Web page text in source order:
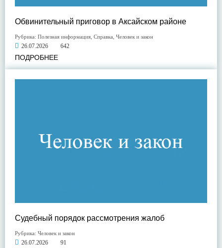
Обвинительный приговор в Аксайском районе
Рубрика: Полезная информация Справка Человек и закон
26.07.2026 642
ПОДРОБНЕЕ
Судебный порядок рассмотрения жалоб
Рубрика: Человек и закон
26.07.2026 91